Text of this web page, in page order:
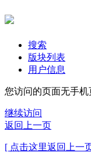
搜索
版块列表
用户信息
您访问的页面无手
继续访问
返回上一页
[ 点击这里返回上一